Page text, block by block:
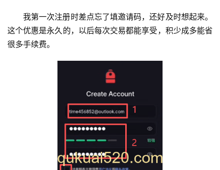
我第一次注册时差点忘了填邀请码，还好及时想起来。
这个优惠是永久的，以后每次交易都能享受，积少成多能省
很多手续费。